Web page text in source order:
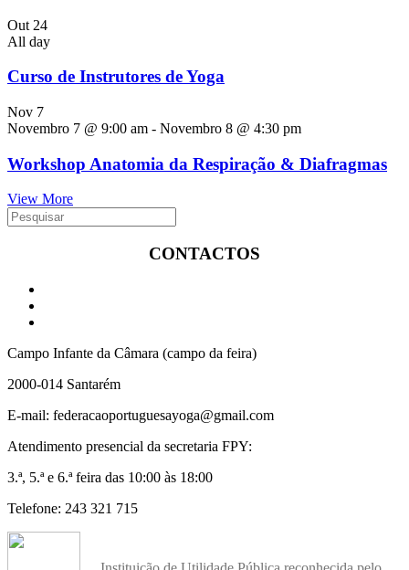
Out 24
All day
Curso de Instrutores de Yoga
Nov 7
Novembro 7 @ 9:00 am - Novembro 8 @ 4:30 pm
Workshop Anatomia da Respiração & Diafragmas
View More
CONTACTOS
Campo Infante da Câmara (campo da feira)
2000-014 Santarém
E-mail: federacaoportuguesayoga@gmail.com
Atendimento presencial da secretaria FPY:
3.ª, 5.ª e 6.ª feira das 10:00 às 18:00
Telefone: 243 321 715